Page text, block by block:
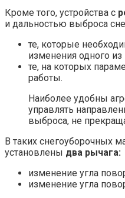
Кроме того, устройства с
и дальностью выброса
те, которые
изменения одного из
те, на которых
работы.
Наиболее удобны
управлять
выброса, не
В таких снегоуборочных
установлены два рычага:
изменение угла
изменение угла